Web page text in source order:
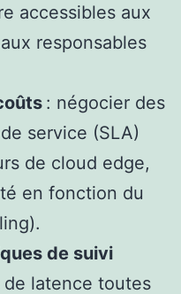
accessibles aux
responsables
: négocier des
service (SLA)
de cloud edge,
en fonction du
de suivi
latence toutes